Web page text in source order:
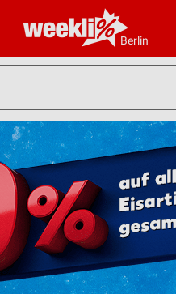
Berlin